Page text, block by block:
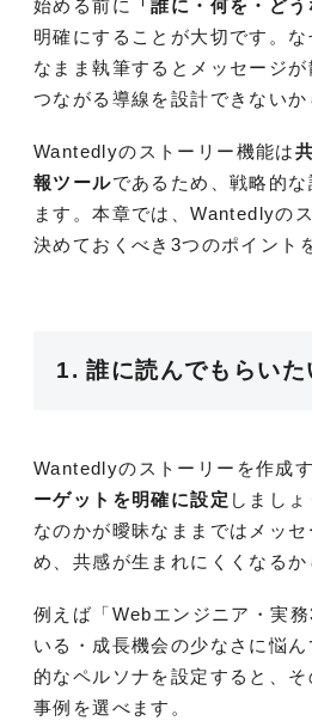
始める前に 「誰に・何を・ど
明確にすることが大切です。
なまま執筆するとメッセージ
つながる導線を設計できないか
Wantedlyのストーリー機能は
報ツールであるため、戦略的
ます。本章では、Wantedlyの
決めておくべき3つのポイント
1. 誰に読んでもらいた
Wantedlyのストーリーを作成す
ーゲットを明確に設定 しまし
なのかが曖昧なままではメッ
め、共感が生まれにくくなるか
例えば「Webエンジニア・実
いる・成長機会の少なさに悩
的なペルソナを設定すると、
事例を選べます。